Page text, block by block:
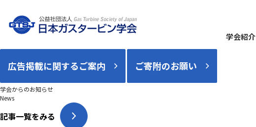
学会紹介
広告掲載に関するご案内 ご寄附のお願い
学会からのお知らせ
News
記事一覧をみる